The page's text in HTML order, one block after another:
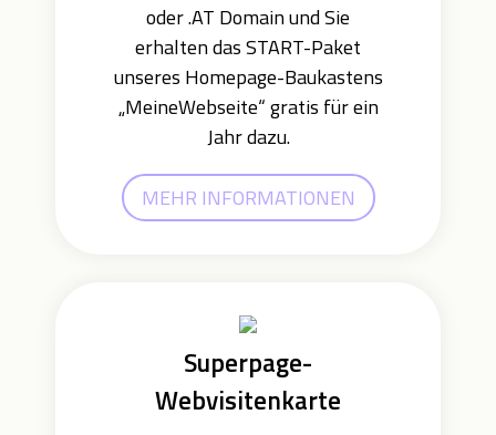
oder .AT Domain und Sie
erhalten das START-Paket
unseres Homepage-Baukastens
„MeineWebseite“ gratis für ein
Jahr dazu.
MEHR INFORMATIONEN
Superpage-
Webvisitenkarte